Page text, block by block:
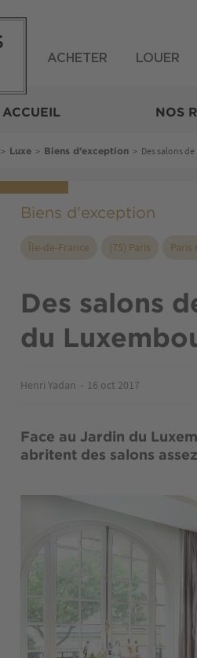
ACHETER LOUER
ACCUEIL NOS
> Luxe > Biens d'exception > Des salons
Biens d'exception
Île-de-France (75) Paris Paris
Des salons
du
Henri Yadan 16 oct 2017
Face au Jardin du
abritent des salons